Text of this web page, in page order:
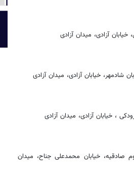
آزادی، میدان آزادی
خیابان آزادی، میدان آزادی
، خیابان آزادی، میدان آزادی
صادقیه، خیابان محمدعلی جناح، میدان